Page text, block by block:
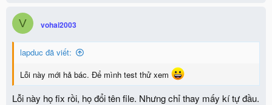
V vohai2003
lapduc đã viết:
Lỗi này mới hả bác. Để mình test thử xem
Lỗi này họ fix rồi, họ đổi tên file. Nhưng chỉ thay mấy kí tự đầu.